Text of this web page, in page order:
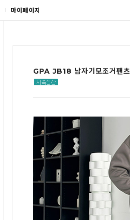
마이페이지
GPA JB18 남자기모조거팬츠